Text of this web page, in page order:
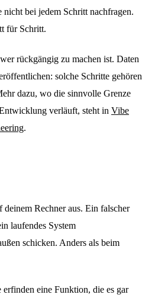
bei jedem Schritt nachfragen.
für Schritt.
rückgängig zu machen ist. Daten
solche Schritte gehören
dazu, wo die sinnvolle Grenze
verläuft, steht in Vibe
.
Rechner aus. Ein falscher
laufendes System
schicken. Anders als beim
eine Funktion, die es gar